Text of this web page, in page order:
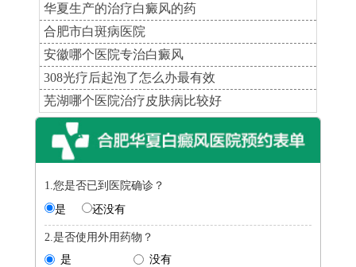
华夏生产的治疗白癜风的药
合肥市白斑病医院
安徽哪个医院专治白癜风
308光疗后起泡了怎么办最有效
芜湖哪个医院治疗皮肤病比较好
1.您是否已到医院确诊？
是
还没有
2.是否使用外用药物？
是
没有